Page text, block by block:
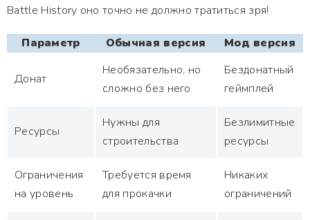
Battle History оно точно не должно тратиться зря!
Параметр Обычная версия Мод версия
Донат
Необязательно, но
сложно без него
Бездонатный
геймплей
Ресурсы
Нужны для
строительства
Безлимитные
ресурсы
Ограничения
на уровень
Требуется время
для прокачки
Никаких
ограничений